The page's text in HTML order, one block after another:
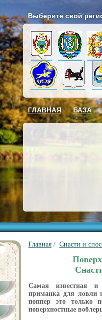
Выберите свой
ГЛАВНАЯ БАЗА
Главная / Снасти и
Самая известная
приманка для ловли
поппер это только
поверхностные